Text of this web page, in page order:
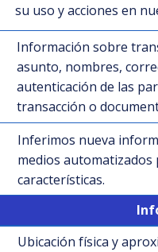
su uso y acciones en
Información sobre
asunto, nombres,
autenticación de las
transacción o
Inferimos nueva
medios
características.
Ubicación física y